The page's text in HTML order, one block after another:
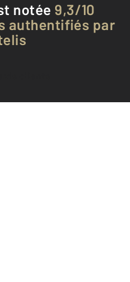
notée 9,3/10
authentifiés par
clients